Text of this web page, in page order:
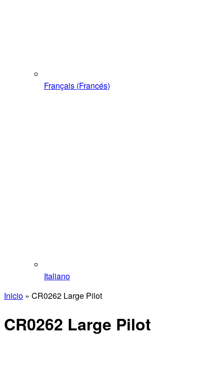
Français (Francés)
Italiano
Inicio » CR0262 Large Pilot
CR0262 Large Pilot